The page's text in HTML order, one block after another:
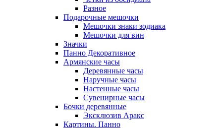
Разное
Подарочные мешочки
Мешочки знаки зодиака
Мешочки для вин
Значки
Панно Декоративное
Армянские часы
Деревянные часы
Наручные часы
Настенные часы
Сувенирные часы
Бочки деревянные
Эксклюзив Аракс
Картины. Панно